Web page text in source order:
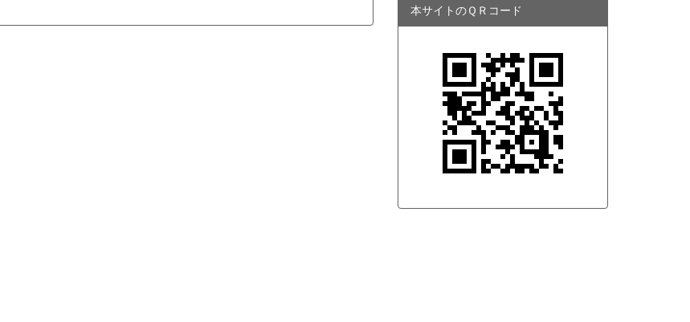
本サイトのＱＲコード